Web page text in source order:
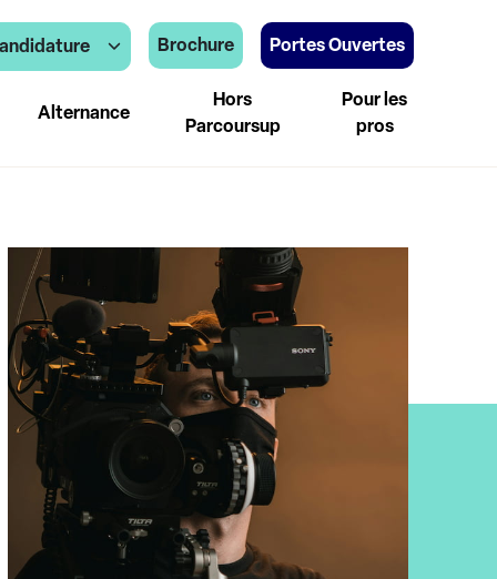
Brochure Portes Ouvertes
Alternance
Hors
Parcoursup
Pour les
pros